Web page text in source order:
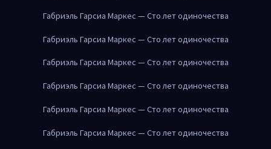
Габриэль Гарсиа Маркес — Сто лет одиночества
Габриэль Гарсиа Маркес — Сто лет одиночества
Габриэль Гарсиа Маркес — Сто лет одиночества
Габриэль Гарсиа Маркес — Сто лет одиночества
Габриэль Гарсиа Маркес — Сто лет одиночества
Габриэль Гарсиа Маркес — Сто лет одиночества